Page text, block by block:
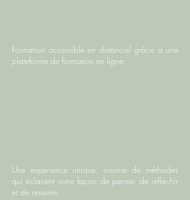
Formation accessible en distanciel grâce à une
plateforme de formation en ligne.
Une expérience unique, nourrie de méthodes
qui éclairent votre façon de penser, de réfléchir
et de ressentir.